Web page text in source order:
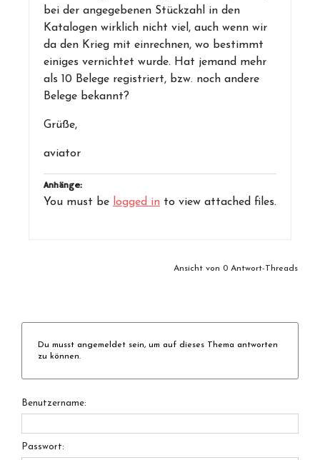
bei der angegebenen Stückzahl in den
Katalogen wirklich nicht viel, auch wenn wir
da den Krieg mit einrechnen, wo bestimmt
einiges vernichtet wurde. Hat jemand mehr
als 10 Belege registriert, bzw. noch andere
Belege bekannt?
Grüße,
aviator
Anhänge:
You must be logged in to view attached files.
Ansicht von 0 Antwort-Threads
Du musst angemeldet sein, um auf dieses Thema antworten
zu können.
Benutzername:
Passwort: